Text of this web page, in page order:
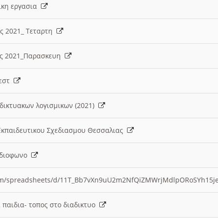
εργασια
2021_ Τεταρτη
2021_Παρασκευη
λογισμικων (2021)
Σχεδιασμου Θεσσαλιας
spreadsheets/d/
παιδια- τοπος στο διαδικτυο